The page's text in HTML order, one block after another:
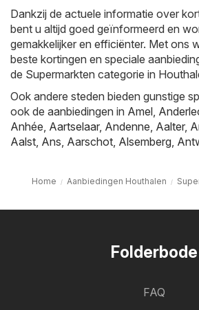
Dankzij de actuele informatie over
bent u altijd goed geïnformeerd en
gemakkelijker en efficiënter. Met ons
beste kortingen en speciale
de Supermarkten categorie in
Ook andere steden bieden gunstige
ook de aanbiedingen in Amel,
Anhée, Aartselaar, Andenne, Aalter,
Aalst, Ans, Aarschot, Alsemberg,
Home Aanbiedingen Houthalen
Folderbode
FAQ